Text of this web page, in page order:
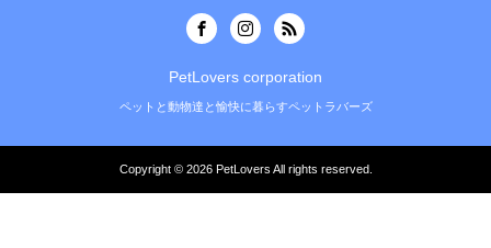
PetLovers corporation
ペットと動物達と愉快に暮らすペットラバーズ
Copyright © 2026 PetLovers All rights reserved.